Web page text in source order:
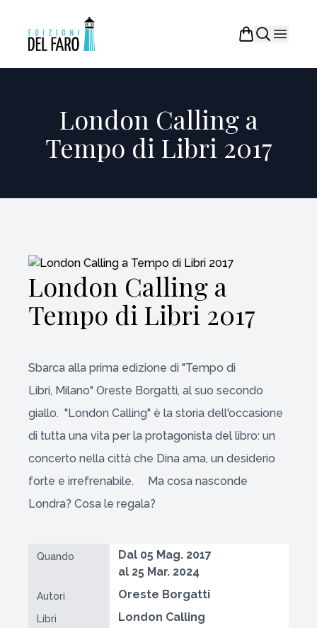
London Calling a
Tempo di Libri 2017
London Calling a
Tempo di Libri 2017
Sbarca alla prima edizione di "Tempo di
Libri, Milano" Oreste Borgatti, al suo secondo
giallo. "London Calling" è la storia dell'occasione
di tutta una vita per la protagonista del libro: un
concerto nella città che Dina ama, un desiderio
forte e irrefrenabile. Ma cosa nasconde
Londra? Cosa le regala?
Quando
Dal 05 Mag. 2017
al 25 Mar. 2024
Autori Oreste Borgatti
Libri London Calling